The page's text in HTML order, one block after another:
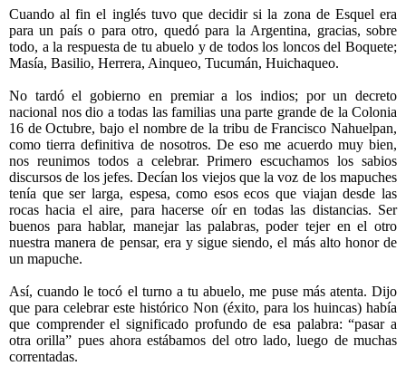
Cuando al fin el inglés tuvo que decidir si la zona de Esquel era
para un país o para otro, quedó para la Argentina, gracias, sobre
todo, a la respuesta de tu abuelo y de todos los loncos del Boquete;
Masía, Basilio, Herrera, Ainqueo, Tucumán, Huichaqueo.
No tardó el gobierno en premiar a los indios; por un decreto
nacional nos dio a todas las familias una parte grande de la Colonia
16 de Octubre, bajo el nombre de la tribu de Francisco Nahuelpan,
como tierra definitiva de nosotros. De eso me acuerdo muy bien,
nos reunimos todos a celebrar. Primero escuchamos los sabios
discursos de los jefes. Decían los viejos que la voz de los mapuches
tenía que ser larga, espesa, como esos ecos que viajan desde las
rocas hacia el aire, para hacerse oír en todas las distancias. Ser
buenos para hablar, manejar las palabras, poder tejer en el otro
nuestra manera de pensar, era y sigue siendo, el más alto honor de
un mapuche.
Así, cuando le tocó el turno a tu abuelo, me puse más atenta. Dijo
que para celebrar este histórico Non (éxito, para los huincas) había
que comprender el significado profundo de esa palabra: “pasar a
otra orilla” pues ahora estábamos del otro lado, luego de muchas
correntadas.